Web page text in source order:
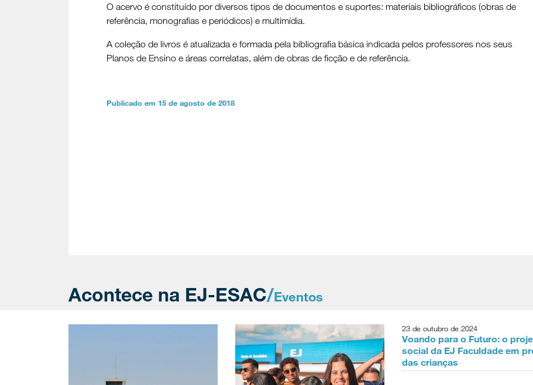
O acervo é constituído por diversos tipos de documentos e suportes: materiais bibliográficos (obras de
referência, monografias e periódicos) e multimídia.
A coleção de livros é atualizada e formada pela bibliografia básica indicada pelos professores nos seus
Planos de Ensino e áreas correlatas, além de obras de ficção e de referência.
Publicado em 15 de agosto de 2018
Acontece na EJ-ESAC/Eventos
23 de outubro de 2024
Voando para o Futuro: o
social da EJ Faculdade em
das crianças